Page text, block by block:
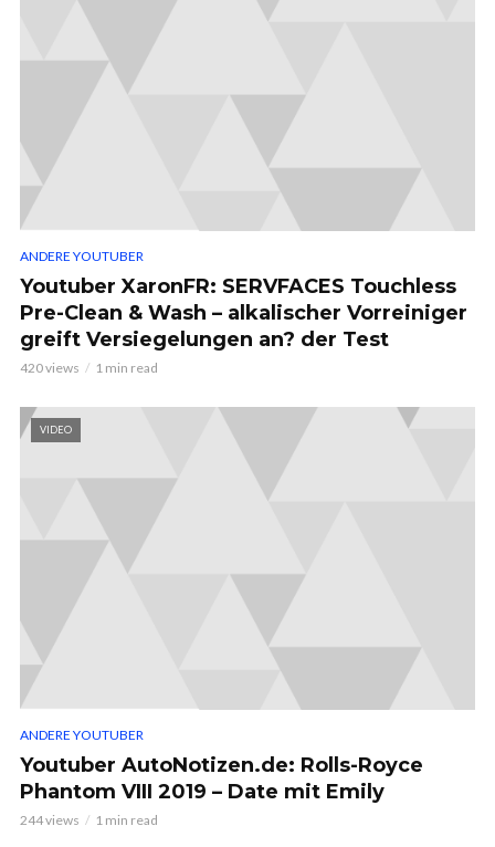
ANDERE YOUTUBER
Youtuber XaronFR: SERVFACES Touchless
Pre-Clean & Wash – alkalischer Vorreiniger
greift Versiegelungen an? der Test
420 views 1 min read
VIDEO
ANDERE YOUTUBER
Youtuber AutoNotizen.de: Rolls-Royce
Phantom VIII 2019 – Date mit Emily
244 views 1 min read